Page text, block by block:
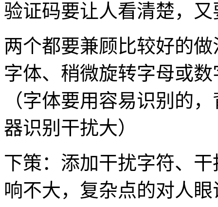
验证码要让人看清楚，
两个都要兼顾比较好的
字体、稍微旋转字母或
（字体要用容易识别的
器识别干扰大）
下策：添加干扰字符、
响不大，复杂点的对人